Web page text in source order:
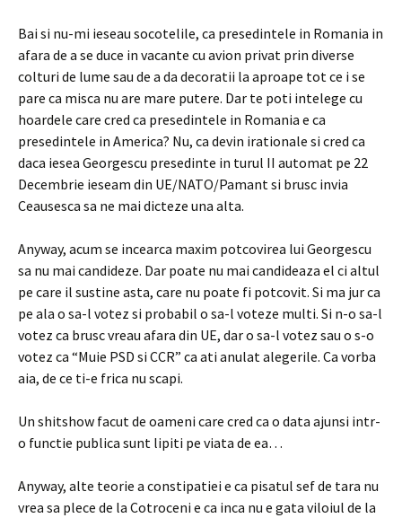
Bai si nu-mi ieseau socotelile, ca presedintele in Romania in
afara de a se duce in vacante cu avion privat prin diverse
colturi de lume sau de a da decoratii la aproape tot ce i se
pare ca misca nu are mare putere. Dar te poti intelege cu
hoardele care cred ca presedintele in Romania e ca
presedintele in America? Nu, ca devin irationale si cred ca
daca iesea Georgescu presedinte in turul II automat pe 22
Decembrie ieseam din UE/NATO/Pamant si brusc invia
Ceausesca sa ne mai dicteze una alta.
Anyway, acum se incearca maxim potcovirea lui Georgescu
sa nu mai candideze. Dar poate nu mai candideaza el ci altul
pe care il sustine asta, care nu poate fi potcovit. Si ma jur ca
pe ala o sa-l votez si probabil o sa-l voteze multi. Si n-o sa-l
votez ca brusc vreau afara din UE, dar o sa-l votez sau o s-o
votez ca “Muie PSD si CCR” ca ati anulat alegerile. Ca vorba
aia, de ce ti-e frica nu scapi.
Un shitshow facut de oameni care cred ca o data ajunsi intr-
o functie publica sunt lipiti pe viata de ea…
Anyway, alte teorie a constipatiei e ca pisatul sef de tara nu
vrea sa plece de la Cotroceni e ca inca nu e gata viloiul de la